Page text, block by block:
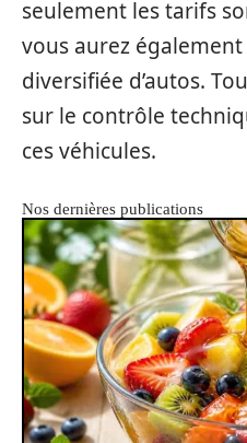
seulement les tarifs
vous aurez
diversifiée d’autos.
sur le contrôle
ces véhicules.
Nos dernières publications